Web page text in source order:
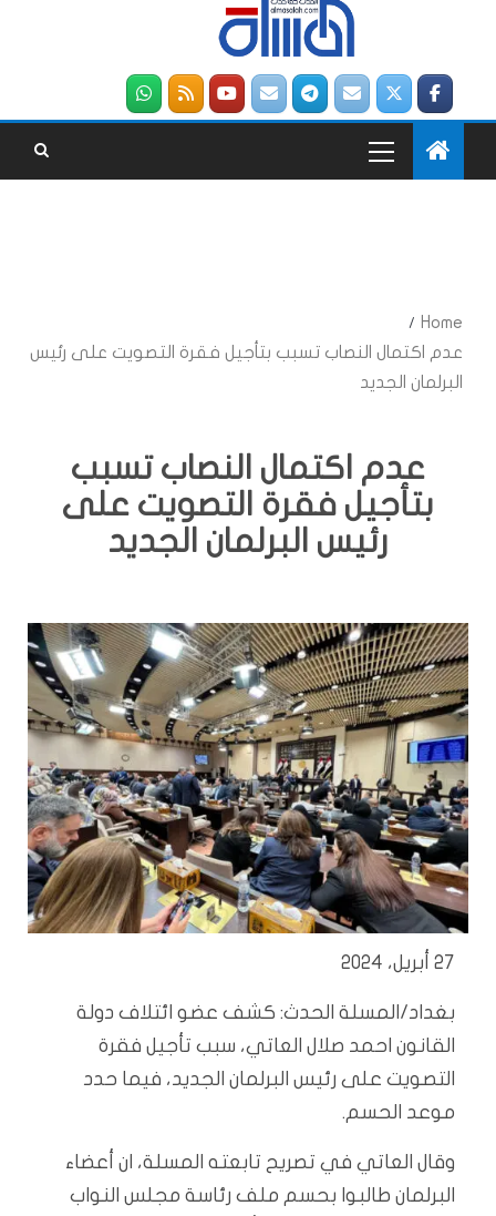
Home
عدم اكتمال النصاب تسبب بتأجيل فقرة التصويت على رئيس
البرلمان الجديد
عدم اكتمال النصاب تسبب
بتأجيل فقرة التصويت على
رئيس البرلمان الجديد
27 أبريل، 2024
بغداد/المسلة الحدث: كشف عضو ائتلاف دولة
القانون احمد صلال العاتي، سبب تأجيل فقرة
التصويت على رئيس البرلمان الجديد، فيما حدد
موعد الحسم.
وقال العاتي في تصريح تابعته المسلة، ان أعضاء
البرلمان طالبوا بحسم ملف رئاسة مجلس النواب